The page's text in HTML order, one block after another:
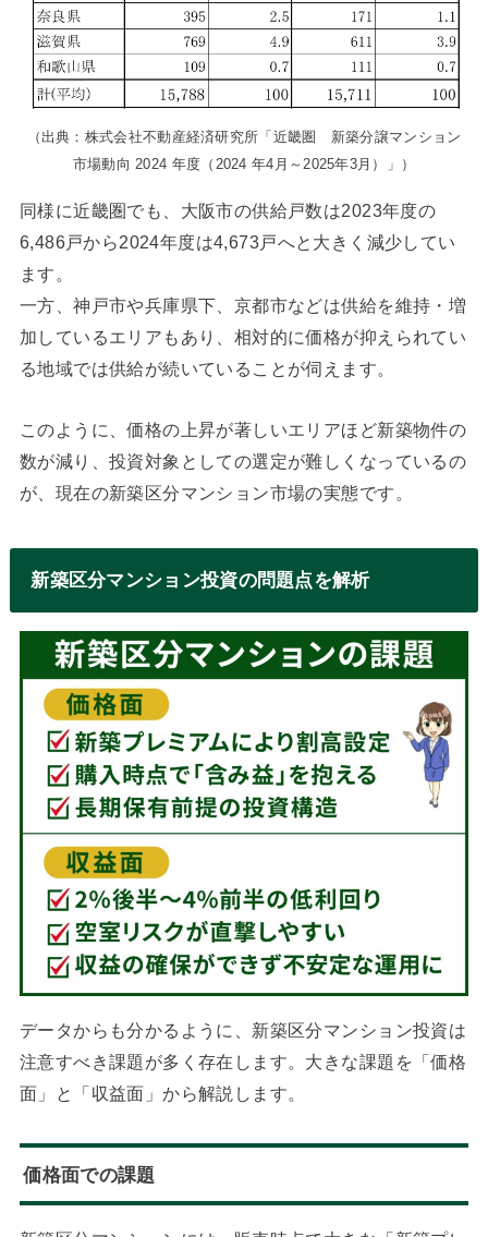
（出典：株式会社不動産経済研究所「近畿圏 新築分譲マンション
市場動向 2024 年度（2024 年4月～2025年3月）」）
同様に近畿圏でも、大阪市の供給戸数は2023年度の
6,486戸から2024年度は4,673戸へと大きく減少してい
ます。
一方、神戸市や兵庫県下、京都市などは供給を維持・増
加しているエリアもあり、相対的に価格が抑えられてい
る地域では供給が続いていることが伺えます。
このように、価格の上昇が著しいエリアほど新築物件の
数が減り、投資対象としての選定が難しくなっているの
が、現在の新築区分マンション市場の実態です。
新築区分マンション投資の問題点を解析
データからも分かるように、新築区分マンション投資は
注意すべき課題が多く存在します。大きな課題を「価格
面」と「収益面」から解説します。
価格面での課題